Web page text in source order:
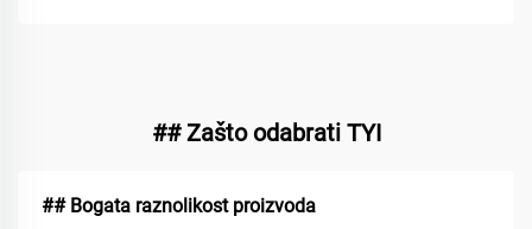
## Zašto odabrati TYI
## Bogata raznolikost proizvoda